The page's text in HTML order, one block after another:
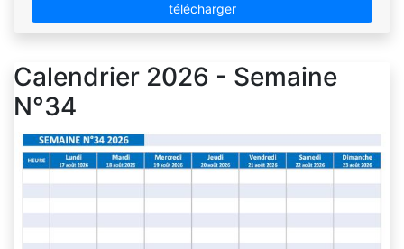
télécharger
Calendrier 2026 - Semaine
N°34